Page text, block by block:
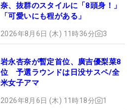
奈、抜群のスタイルに「8頭身！」
「可愛いにも程がある」
2026年8月6日 (木) 11時36分 3
岩永杏奈が暫定首位、廣吉優梨菜8
位 予選ラウンドは日没サスペ/全
米女子アマ
2026年8月6日 (木) 11時18分 1